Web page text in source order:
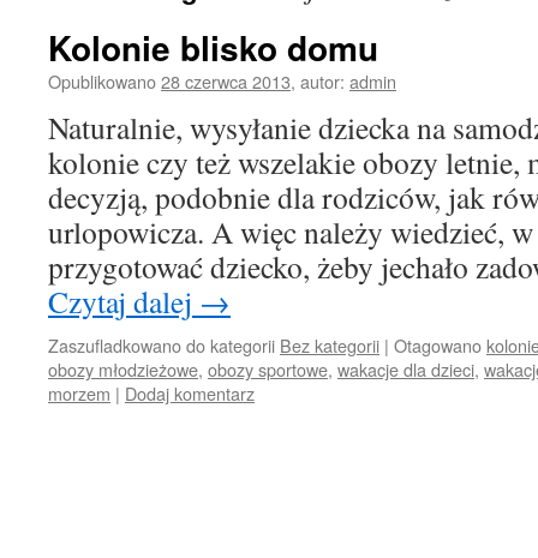
Kolonie blisko domu
Opublikowano28 czerwca 2013, autor: admin
Naturalnie, wysyłanie dziecka na
kolonie czy też wszelakie obozy letnie,
decyzją, podobnie dla rodziców, jak
urlopowicza. A więc należy wiedzieć,
przygotować dziecko, żeby jechało
Czytaj dalej →
Zaszufladkowano do kategorii Bez kategorii | Otagowano
obozy młodzieżowe, obozy sportowe, wakacje dla dzieci,
morzem | Dodaj komentarz